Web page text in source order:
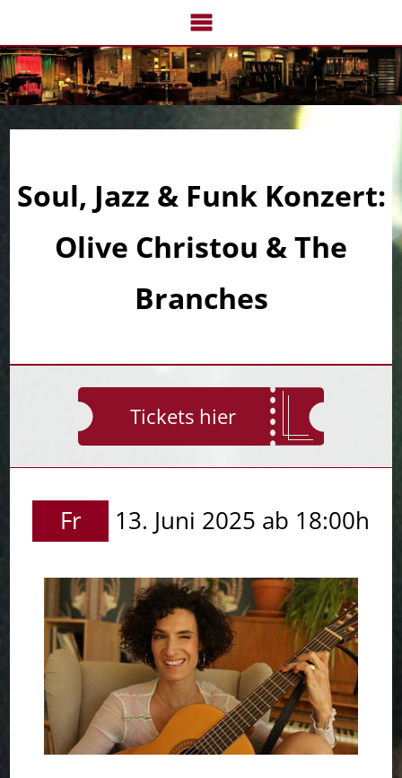
Navigation
überspringen
Soul, Jazz & Funk Konzert:
Olive Christou & The
Branches
Tickets hier
Fr 13. Juni 2025 ab 18:00h